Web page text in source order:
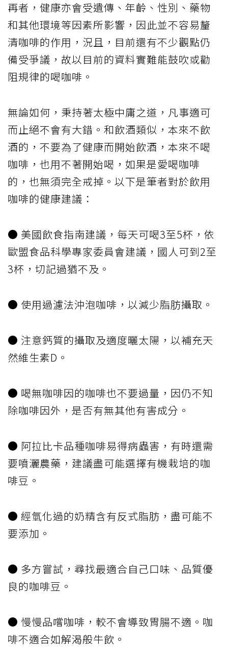
再者，健康亦會受遺傳、年齡、性別、藥物
和其他環境等因素所影響，因此並不容易釐
清咖啡的作用，況且，目前還有不少觀點仍
備受爭議，故以目前的資料實難能鼓吹或勸
阻規律的喝咖啡。
無論如何，秉持著太極中庸之道，凡事適可
而止絕不會有大錯。和飲酒類似，本來不飲
酒的，不要為了健康而開始飲酒，本來不喝
咖啡，也用不著開始喝，如果是愛喝咖啡
的，也無須完全戒掉。以下是筆者對於飲用
咖啡的健康建議：
● 美國飲食指南建議，每天可喝3至5杯，依
歐盟食品科學專家委員會建議，國人可到2至
3杯，切記過猶不及。
● 使用過濾法沖泡咖啡，以減少脂肪攝取。
● 注意鈣質的攝取及適度曬太陽，以補充天
然維生素D。
● 喝無咖啡因的咖啡也不要過量，因仍不知
除咖啡因外，是否有無其他有害成分。
● 阿拉比卡品種咖啡易得病蟲害，有時還需
要噴灑農藥，建議盡可能選擇有機栽培的咖
啡豆。
● 經氫化過的奶精含有反式脂肪，盡可能不
要添加。
● 多方嘗試，尋找最適合自己口味、品質優
良的咖啡豆。
● 慢慢品嚐咖啡，較不會導致胃腸不適。咖
啡不適合如解渴般牛飲。